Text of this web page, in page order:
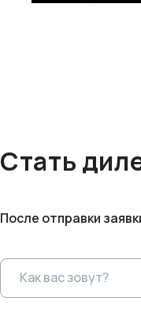
Стать
После отправки